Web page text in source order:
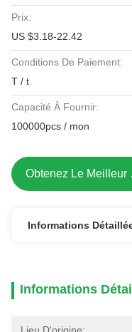
Prix:
US $3.18-22.42
Conditions De Paiement:
T / t
Capacité À Fournir:
100000pcs / mon
Obtenez Le Meilleur
Informations
Informations